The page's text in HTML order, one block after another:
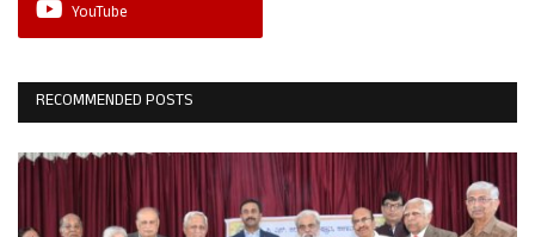
YouTube
RECOMMENDED POSTS